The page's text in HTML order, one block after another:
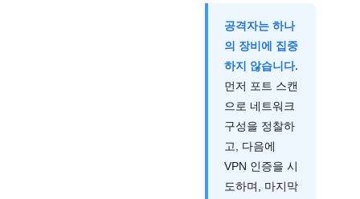
공격자는 하나
의 장비에 집중
하지 않습니다.
먼저 포트 스캔
으로 네트워크
구성을 정찰하
고, 다음에
VPN 인증을 시
도하며, 마지막